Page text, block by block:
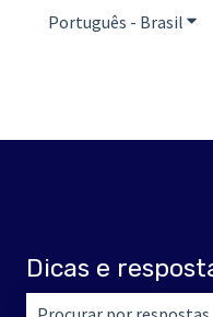
Português - Brasil
Dicas e